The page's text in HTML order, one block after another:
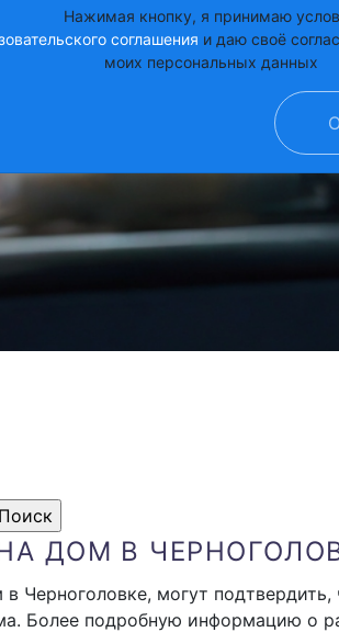
Нажимая кнопку, я принимаю
соглашения и даю своё
моих персональных данных
ДОМ В
Черноголовке, могут
Более подробную информацию о